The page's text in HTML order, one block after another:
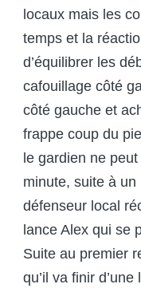
locaux mais les
temps et la
d’équilibrer les
cafouillage côté
côté gauche et
frappe coup du
le gardien ne
minute, suite à
défenseur local
lance Alex qui se
Suite au premier
qu’il va finir